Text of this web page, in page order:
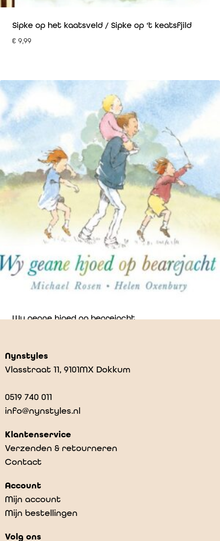
Sipke op het kaatsveld / Sipke op ‘t keatsfjild
€ 9,99
Wy geane hjoed op bearejacht
Nynstyles
Vlasstraat 11, 9101MX Dokkum
0519 740 011
info@nynstyles.nl
Klantenservice
Verzenden & retourneren
Contact
Account
Mijn account
Mijn bestellingen
Volg ons